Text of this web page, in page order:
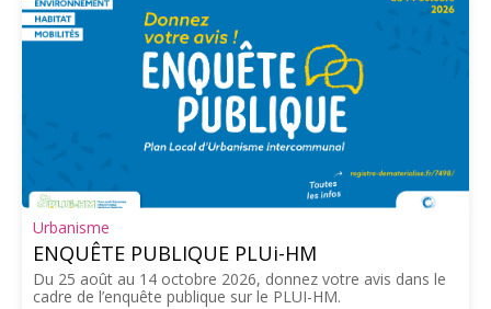
Urbanisme
ENQUÊTE PUBLIQUE PLUi-HM
Du 25 août au 14 octobre 2026, donnez votre avis dans le
cadre de l’enquête publique sur le PLUI-HM.